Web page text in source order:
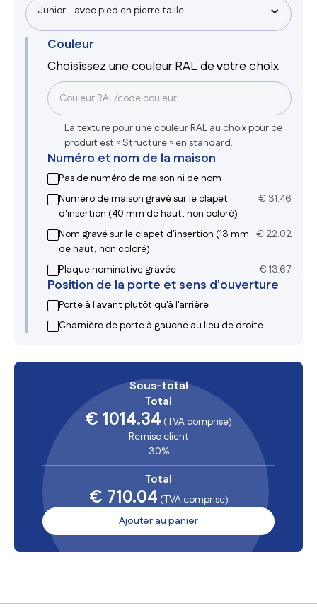
Junior - avec pied en pierre taille
Couleur
Choisissez une couleur RAL de votre choix
La texture pour une couleur RAL au choix pour ce
produit est « Structure » en standard.
Numéro et nom de la maison
Pas de numéro de maison ni de nom
Numéro de maison gravé sur le clapet
d'insertion (40 mm de haut, non coloré)
€ 31.46
Nom gravé sur le clapet d'insertion (13 mm
de haut, non coloré)
€ 22.02
Plaque nominative gravée €13.67
Position de la porte et sens d'ouverture
Porte à l'avant plutôt qu'à l'arrière
Charnière de porte à gauche au lieu de droite
Sous-total
Total
€ 1014.34 (TVA comprise)
Remise client
30%
Total
€ 710.04 (TVA comprise)
Ajouter au panier